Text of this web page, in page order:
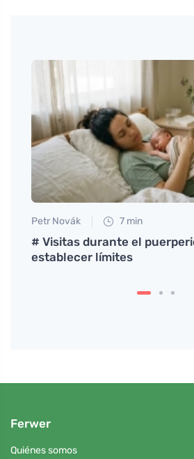
Petr Novák 7 min
# Visitas durante el
establecer límites
Ferwer
Quiénes somos